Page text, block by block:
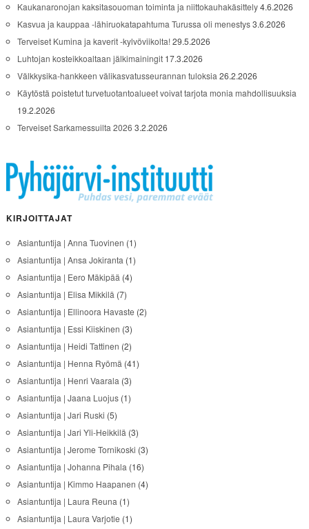
Kaukanaronojan kaksitasouoman toiminta ja niittokauhakäsittely4.6.2026
Kasvua ja kauppaa -lähiruokatapahtuma Turussa oli menestys3.6.2026
Terveiset Kumina ja kaverit -kylvöviikolta!29.5.2026
Luhtojan kosteikkoaltaan jälkimainingit 17.3.2026
Välkkysika-hankkeen välikasvatusseurannan tuloksia26.2.2026
Käytöstä poistetut turvetuotantoalueet voivat tarjota monia mahdollisuuksia
19.2.2026
Terveiset Sarkamessuilta 2026 3.2.2026
KIRJOITTAJAT
Asiantuntija | Anna Tuovinen (1)
Asiantuntija | Ansa Jokiranta(1)
Asiantuntija | Eero Mäkipää(4)
Asiantuntija | Elisa Mikkilä(7)
Asiantuntija | Ellinoora Havaste (2)
Asiantuntija | Essi Kiiskinen (3)
Asiantuntija | Heidi Tattinen (2)
Asiantuntija | Henna Ryömä(41)
Asiantuntija | Henri Vaarala(3)
Asiantuntija | Jaana Luojus(1)
Asiantuntija | Jari Ruski (5)
Asiantuntija | Jari Yli-Heikkilä(3)
Asiantuntija | Jerome Tornikoski (3)
Asiantuntija | Johanna Pihala(16)
Asiantuntija | Kimmo Haapanen (4)
Asiantuntija | Laura Reuna(1)
Asiantuntija | Laura Varjotie (1)